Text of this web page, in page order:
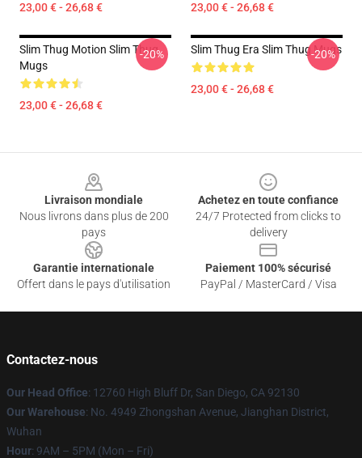
23,00 € - 26,68 € 23,00 € - 26,68 €
Slim Thug Motion Slim Thug
Mugs
23,00 € - 26,68 €
-20% Slim Thug Era Slim Thug Mugs
23,00 € - 26,68 €
-20%
Livraison mondiale
Nous livrons dans plus de 200
pays
Achetez en toute confiance
24/7 Protected from clicks to
delivery
Garantie internationale
Offert dans le pays d'utilisation
Paiement 100% sécurisé
PayPal / MasterCard / Visa
Contactez-nous
Our Head Office: 12760 High Bluff Dr, San Diego, CA 92130
Our Warehouse: No. 4949 Zhongshan Avenue, Jianghan District,
Wuhan
Hour: 9AM – 5PM (Mon – Fri)